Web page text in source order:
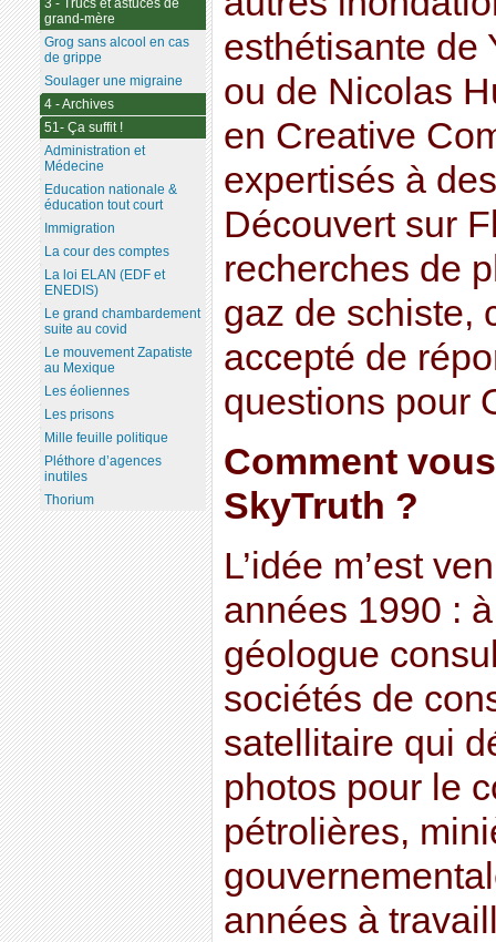
esthétisante de
ou de Nicolas
en Creative
expertisés à
Découvert sur
recherches de
gaz de schiste,
accepté de
questions pour
Comment
SkyTruth ?
L’idée m’est
années 1990 : à
géologue
sociétés de
satellitaire qui
photos pour le
pétrolières,
années à
3 - Trucs et astuces de
grand-mère
Grog sans alcool en cas
de grippe
Soulager une migraine
4 - Archives
51- Ça suffit !
Administration et
Médecine
Education nationale &
éducation tout court
Immigration
La cour des comptes
La loi ELAN (EDF et
ENEDIS)
Le grand chambardement
suite au covid
Le mouvement Zapatiste
au Mexique
Les éoliennes
Les prisons
Mille feuille politique
Pléthore d’agences
inutiles
Thorium